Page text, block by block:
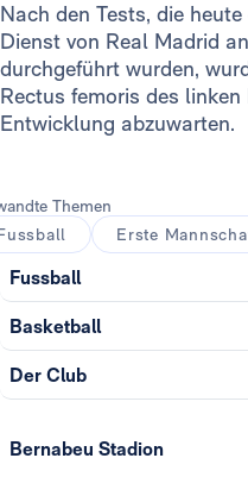
Nach den Tests, die
Dienst von Real Madrid
durchgeführt wurden,
Rectus femoris des
Entwicklung abzuwarten.
Themen
Erste
Fussball
Basketball
Der Club
Bernabeu Stadion